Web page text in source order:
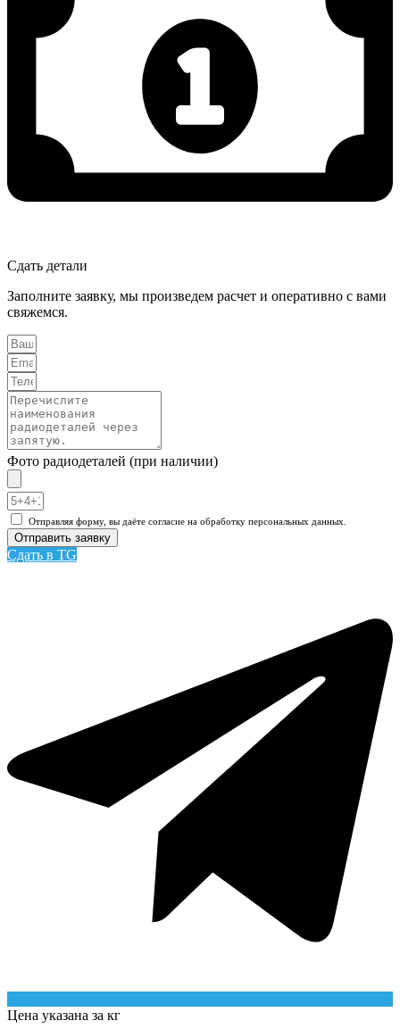
Сдать детали
Заполните заявку, мы произведем расчет и оперативно с вами
свяжемся.
Фото радиодеталей (при наличии)
Отправляя форму, вы даёте согласие на обработку персональных данных.
Отправить заявку
Сдать в TG
Цена указана за кг